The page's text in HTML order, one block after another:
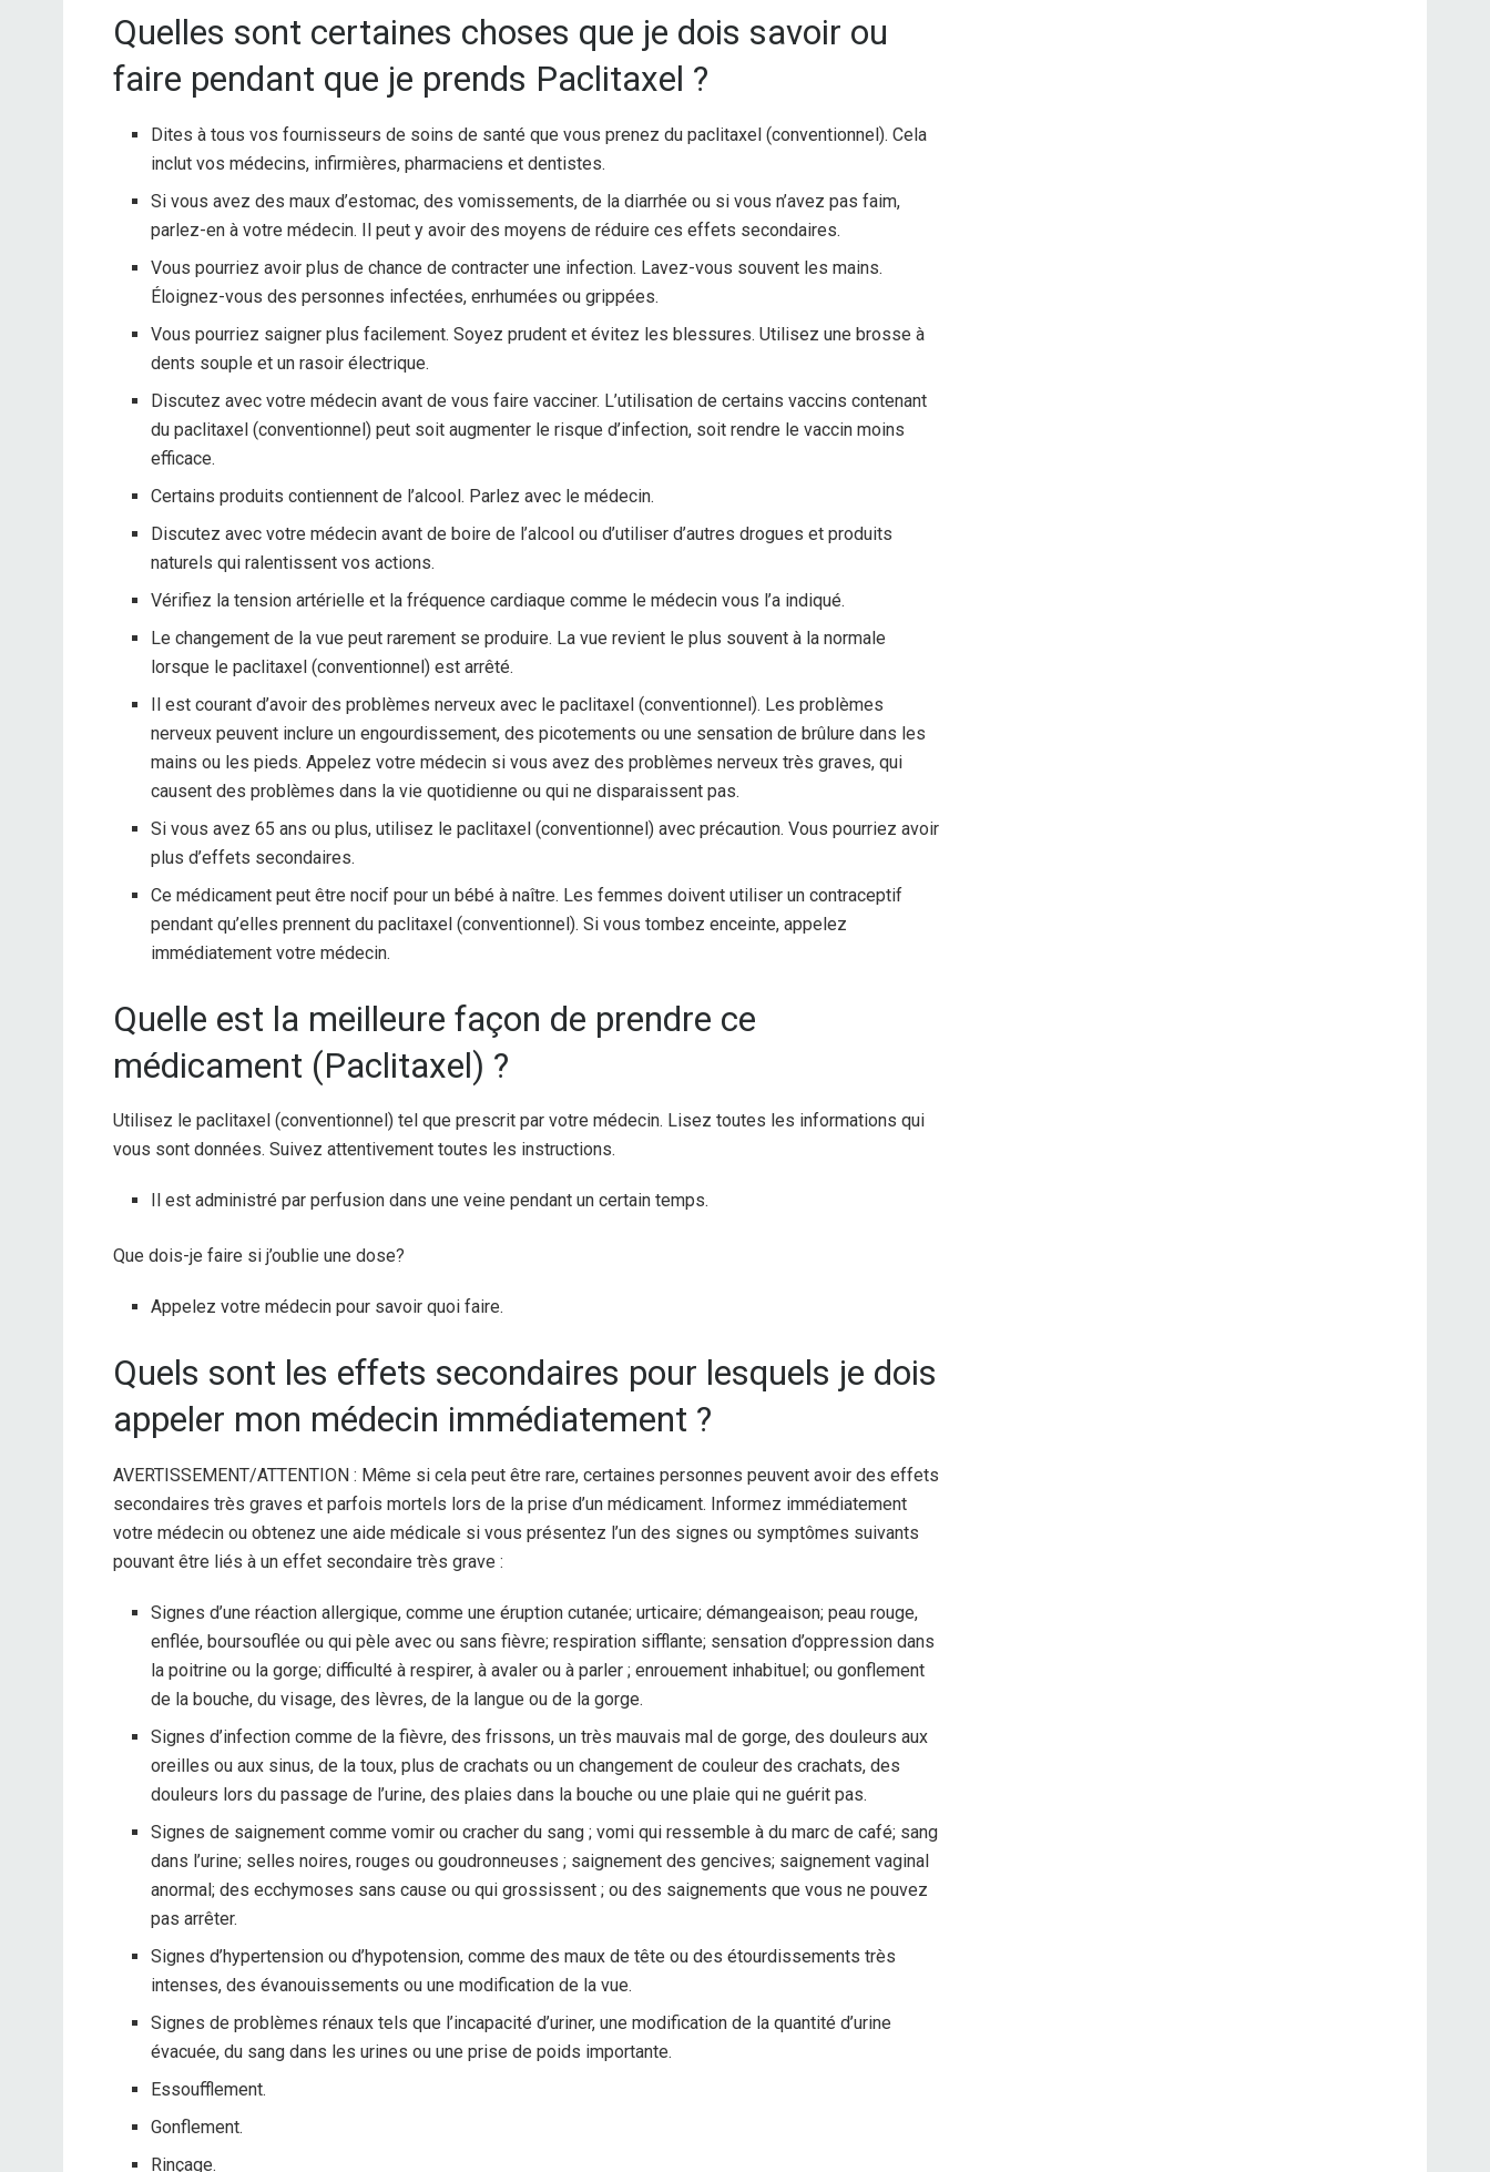
Quelles sont certaines choses que je dois savoir ou
faire pendant que je prends Paclitaxel ?
Dites à tous vos fournisseurs de soins de santé que vous prenez du paclitaxel (conventionnel). Cela
inclut vos médecins, infirmières, pharmaciens et dentistes.
Si vous avez des maux d’estomac, des vomissements, de la diarrhée ou si vous n’avez pas faim,
parlez-en à votre médecin. Il peut y avoir des moyens de réduire ces effets secondaires.
Vous pourriez avoir plus de chance de contracter une infection. Lavez-vous souvent les mains.
Éloignez-vous des personnes infectées, enrhumées ou grippées.
Vous pourriez saigner plus facilement. Soyez prudent et évitez les blessures. Utilisez une brosse à
dents souple et un rasoir électrique.
Discutez avec votre médecin avant de vous faire vacciner. L’utilisation de certains vaccins contenant
du paclitaxel (conventionnel) peut soit augmenter le risque d’infection, soit rendre le vaccin moins
efficace.
Certains produits contiennent de l’alcool. Parlez avec le médecin.
Discutez avec votre médecin avant de boire de l’alcool ou d’utiliser d’autres drogues et produits
naturels qui ralentissent vos actions.
Vérifiez la tension artérielle et la fréquence cardiaque comme le médecin vous l’a indiqué.
Le changement de la vue peut rarement se produire. La vue revient le plus souvent à la normale
lorsque le paclitaxel (conventionnel) est arrêté.
Il est courant d’avoir des problèmes nerveux avec le paclitaxel (conventionnel). Les problèmes
nerveux peuvent inclure un engourdissement, des picotements ou une sensation de brûlure dans les
mains ou les pieds. Appelez votre médecin si vous avez des problèmes nerveux très graves, qui
causent des problèmes dans la vie quotidienne ou qui ne disparaissent pas.
Si vous avez 65 ans ou plus, utilisez le paclitaxel (conventionnel) avec précaution. Vous pourriez avoir
plus d’effets secondaires.
Ce médicament peut être nocif pour un bébé à naître. Les femmes doivent utiliser un contraceptif
pendant qu’elles prennent du paclitaxel (conventionnel). Si vous tombez enceinte, appelez
immédiatement votre médecin.
Quelle est la meilleure façon de prendre ce
médicament (Paclitaxel) ?
Utilisez le paclitaxel (conventionnel) tel que prescrit par votre médecin. Lisez toutes les informations qui
vous sont données. Suivez attentivement toutes les instructions.
Il est administré par perfusion dans une veine pendant un certain temps.
Que dois-je faire si j’oublie une dose?
Appelez votre médecin pour savoir quoi faire.
Quels sont les effets secondaires pour lesquels je dois
appeler mon médecin immédiatement ?
AVERTISSEMENT/ATTENTION : Même si cela peut être rare, certaines personnes peuvent avoir des effets
secondaires très graves et parfois mortels lors de la prise d’un médicament. Informez immédiatement
votre médecin ou obtenez une aide médicale si vous présentez l’un des signes ou symptômes suivants
pouvant être liés à un effet secondaire très grave :
Signes d’une réaction allergique, comme une éruption cutanée; urticaire; démangeaison; peau rouge,
enflée, boursouflée ou qui pèle avec ou sans fièvre; respiration sifflante; sensation d’oppression dans
la poitrine ou la gorge; difficulté à respirer, à avaler ou à parler ; enrouement inhabituel; ou gonflement
de la bouche, du visage, des lèvres, de la langue ou de la gorge.
Signes d’infection comme de la fièvre, des frissons, un très mauvais mal de gorge, des douleurs aux
oreilles ou aux sinus, de la toux, plus de crachats ou un changement de couleur des crachats, des
douleurs lors du passage de l’urine, des plaies dans la bouche ou une plaie qui ne guérit pas.
Signes de saignement comme vomir ou cracher du sang ; vomi qui ressemble à du marc de café; sang
dans l’urine; selles noires, rouges ou goudronneuses ; saignement des gencives; saignement vaginal
anormal; des ecchymoses sans cause ou qui grossissent ; ou des saignements que vous ne pouvez
pas arrêter.
Signes d’hypertension ou d’hypotension, comme des maux de tête ou des étourdissements très
intenses, des évanouissements ou une modification de la vue.
Signes de problèmes rénaux tels que l’incapacité d’uriner, une modification de la quantité d’urine
évacuée, du sang dans les urines ou une prise de poids importante.
Essoufflement.
Gonflement.
Rinçage.